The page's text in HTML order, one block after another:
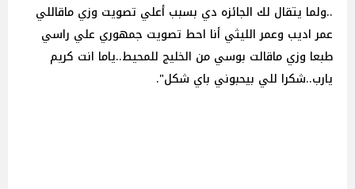
..ولما يتقال لك الجائزه دي بسبب أعلي تصويت وزي ماقاللي
عمر اديب وعمر الليثي أنا احط تصويت جمهوري علي راسي
طبعا وزي ماقالت بوسي من الخليج للمحيط..ياما انت كريم
يارب..شكرا للي بيحبوني باي شكل".